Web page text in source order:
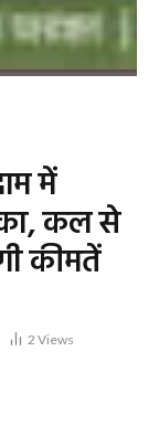
में
कल से
कीमतें
2Views